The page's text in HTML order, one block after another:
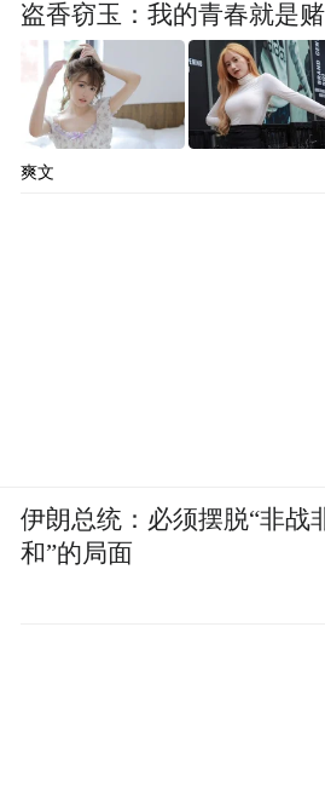
盗香窃玉：我的青春就是
爽文
伊朗总统：必须摆脱“非战
和”的局面